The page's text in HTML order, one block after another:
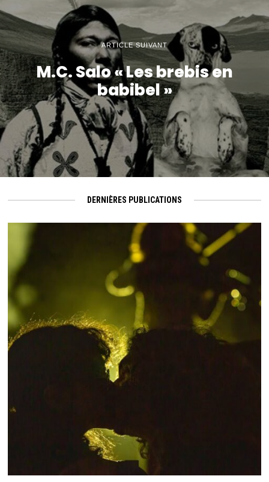
ARTICLE SUIVANT
M.C. Salo « Les brebis en
babibel »
DERNIÈRES PUBLICATIONS